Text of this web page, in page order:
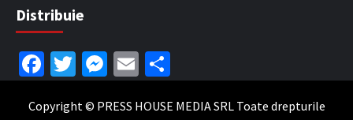
Distribuie
Facebook
Twitter
Messenger
Email
Copyright © PRESS HOUSE MEDIA SRL Toate drepturile